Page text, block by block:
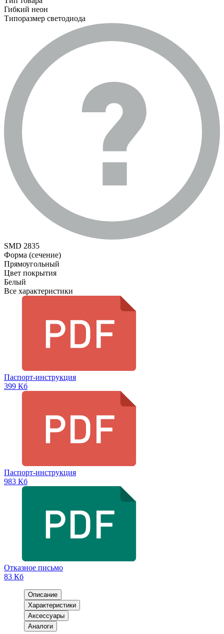
Гибкий неон
Типоразмер светодиода
SMD 2835
Форма (сечение)
Прямоугольный
Цвет покрытия
Белый
Все характеристики
Паспорт-инструкция
399 Кб
Паспорт-инструкция
983 Кб
Отказное письмо
83 Кб
Описание
Характеристики
Аксессуары
Аналоги